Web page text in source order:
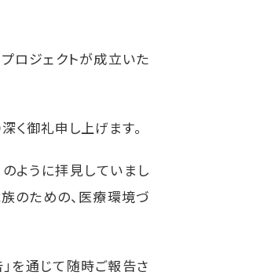
ロジェクトが成立いた
く御礼申し上げます。
ように拝見していまし
のための、医療環境づ
を通じて随時ご報告さ